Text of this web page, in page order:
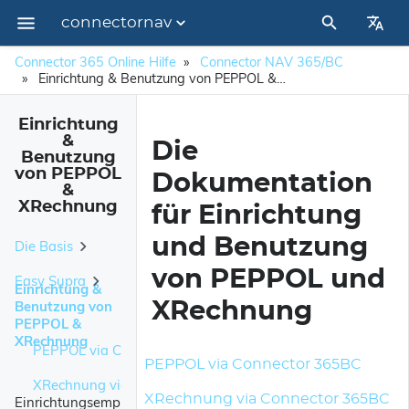
connectornav
Impressum
Connector 365 Online Hilfe
Connector NAV 365/BC
Einrichtung & Benutzung von PEPPOL & XRechnung
Einrichtung
&
Benutzung
von PEPPOL
&
XRechnung
Die Basis
Die PDF Erzeugung
Nützliche Funktionen
Easy Supra
Kurzbeschreibung / Überblick
Kernfunktionalitäten
Gewichtung
Zu erweiternde Benutzerrechte / Geänderte Objekte
Funktionsbeschreibung
Einrichtung &
Benutzung von
PEPPOL &
XRechnung
PEPPOL via Connector 365BC
Einstellen von PEPPOL
XRechnung via Connector 365BC
Einrichtungsemp
Die
Dokumentation
für Einrichtung
und Benutzung
von PEPPOL und
XRechnung
PEPPOL via Connector 365BC
XRechnung via Connector 365BC